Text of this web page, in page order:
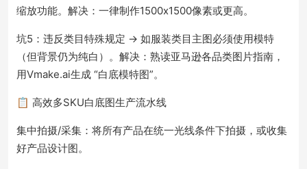
缩放功能。解决：一律制作1500x1500像素或更高。
坑5：违反类目特殊规定 → 如服装类目主图必须使用模特
（但背景仍为纯白）。解决：熟读亚马逊各品类图片指南，
用Vmake.ai生成 “白底模特图”。
📋 高效多SKU白底图生产流水线
集中拍摄/采集：将所有产品在统一光线条件下拍摄，或收集
好产品设计图。